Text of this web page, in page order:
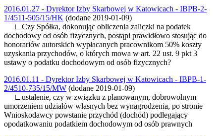
2016.01.27 - Dyrektor Izby Skarbowej w Katowicach - IBPB-2-
1/4511-505/15/HK (dodane 2019-01-09)
∟Czy Spółka, dokonując obliczenia zaliczki na podatek
dochodowy od osób fizycznych, postąpi prawidłowo stosując do
honorariów autorskich wypłacanych pracownikom 50% koszty
uzyskania przychodów, o których mowa w art. 22 ust. 9 pkt 3
ustawy o podatku dochodowym od osób fizycznych?
2016.01.11 - Dyrektor Izby Skarbowej w Katowicach - IBPB-1-
2/4510-735/15/MW (dodane 2019-01-09)
∟ustalenie, czy w związku z planowanym, dobrowolnym
umorzeniem udziałów własnych bez wynagrodzenia, po stronie
Wnioskodawcy powstanie przychód (dochód) podlegający
opodatkowaniu podatkiem dochodowym od osób prawnych